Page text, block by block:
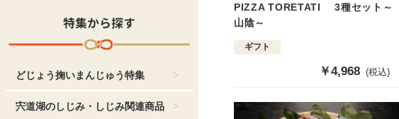
特集から探す
どじょう掬いまんじゅう特集
宍道湖のしじみ・しじみ関連商品
PIZZA TORETATI 3種セット～
山陰～
ギフト
販
格
￥4,968 (税込)